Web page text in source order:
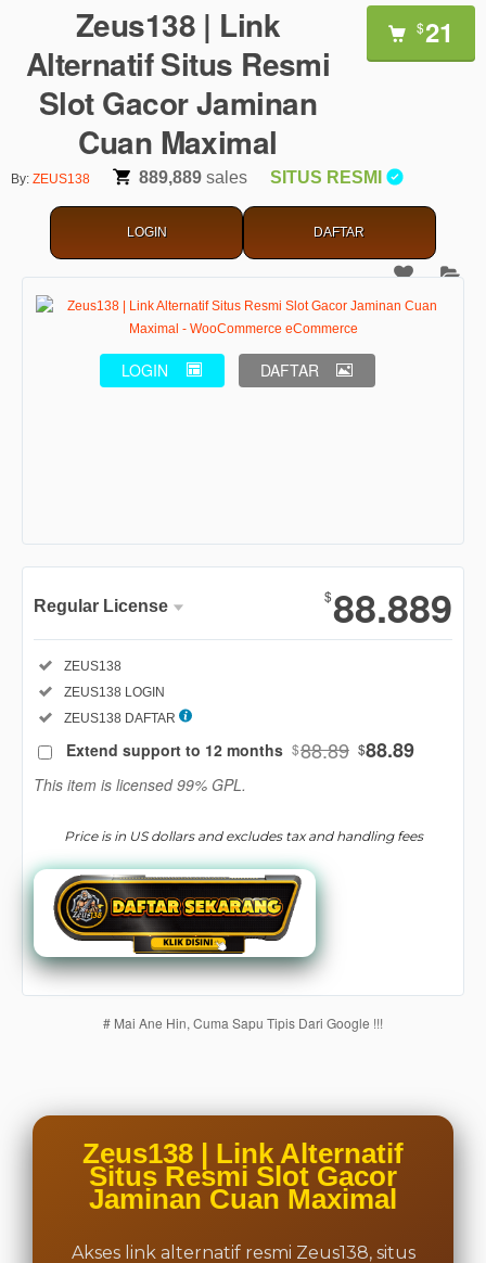
Zeus138 | Link
Alternatif Situs Resmi
Slot Gacor Jaminan
Cuan Maximal
$21
By: ZEUS138 889,889 sales SITUS RESMI
LOGIN DAFTAR
LOGIN DAFTAR
Show More
Regular License
Regular
License
SELECTED
$ 88
Use, by
you or
one
a single
end
product
which
end
users
are not
charged
the item
and a
$88.889
Included:
ZEUS138
Included:
ZEUS138 LOGIN
Included:
ZEUS138 DAFTAR
Extend support to 12 months $88.89 $88.89
This item is licensed 99% GPL.
Price is in US dollars and excludes tax and handling fees
# Mai Ane Hin, Cuma Sapu Tipis Dari Google !!!
Zeus138 | Link Alternatif
Situs Resmi Slot Gacor
Jaminan Cuan Maximal
Akses link alternatif resmi Zeus138, situs